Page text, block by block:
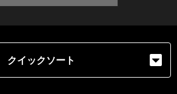
クイックソート